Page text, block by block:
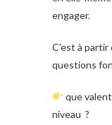
engager.
C’est à
questions
que
niveau ?